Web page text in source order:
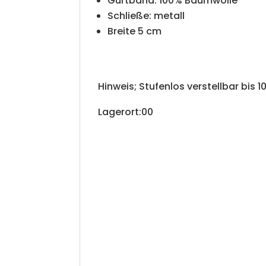
Schließe: metall
Breite 5 cm
Hinweis; Stufenlos verstellbar bis
Lagerort:00